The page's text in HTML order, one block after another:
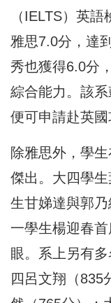
（IELTS）英
雅思7.0分，達
秀也獲得6.0分
綜合能力。該
便可申請赴英國
除雅思外，學
傑出。大四學
生甘娣達與郭
一學生楊迎春
眼。系上另有
四呂文翔（835